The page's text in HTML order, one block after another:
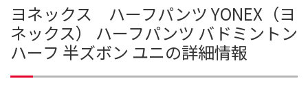
ヨネックス ハーフパンツ YONEX（ヨ
ネックス） ハーフパンツ バドミントン
ハーフ 半ズボン ユニの詳細情報